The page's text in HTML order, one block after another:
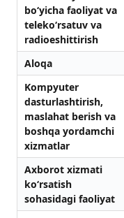
bo‘yicha faoliyat va
teleko‘rsatuv va
radioeshittirish
Aloqa
Kompyuter
dasturlashtirish,
maslahat berish va
boshqa yordamchi
xizmatlar
Axborot xizmati
ko‘rsatish
sohasidagi faoliyat